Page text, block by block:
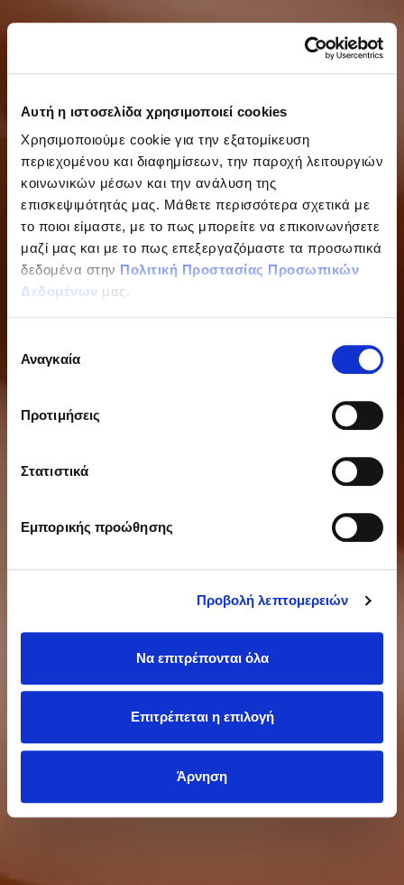
Αυτή η ιστοσελίδα χρησιμοποιεί cookies
Χρησιμοποιούμε cookie για την εξατομίκευση
περιεχομένου και διαφημίσεων, την παροχή λειτουργιών
κοινωνικών μέσων και την ανάλυση της
επισκεψιμότητάς μας. Μάθετε περισσότερα σχετικά με
το ποιοι είμαστε, με το πως μπορείτε να επικοινωνήσετε
μαζί μας και με το πως επεξεργαζόμαστε τα προσωπικά
δεδομένα στην Πολιτική Προστασίας Προσωπικών
Δεδομένων μας.
συγκατάθεσης
Αναγκαία
Προτιμήσεις
Στατιστικά
Εμπορικής προώθησης
Προβολή λεπτομερειών
Να επιτρέπονται όλα
Επιτρέπεται η επιλογή
Άρνηση